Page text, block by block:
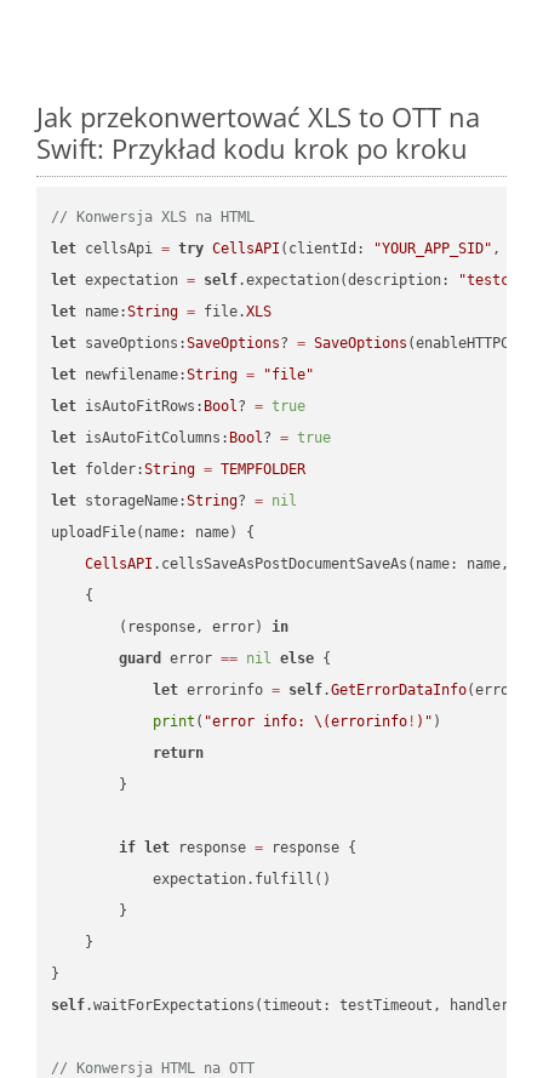
Jak przekonwertować XLS to OTT na
Swift: Przykład kodu krok po kroku
// Konwersja XLS na HTML
let cellsApi = try CellsAPI (clientId: "YOUR_APP_SID" ,
let expectation = self.expectation(description:
let name:String = file.XLS
let saveOptions:SaveOptions? = SaveOptions
let newfilename:String =
"file"
let isAutoFitRows: Bool? = true
let isAutoFitColumns: Bool? = true
let folder:String = TEMPFOLDER
let storageName:String? = nil
uploadFile(name: name) {
CellsAPI .cellsSaveAsPostDocumentSaveAs(name:
    {
        (response, error)
in
guard
error == nil else {
let errorinfo = self.GetErrorDataInfo(error:
print ( "error info: \(errorinfo ! ) " )
return
        }
if let response = response {
            expectation.fulfill()
        }
    }
self.waitForExpectations(timeout: testTimeout, handler:
// Konwersja HTML na OTT